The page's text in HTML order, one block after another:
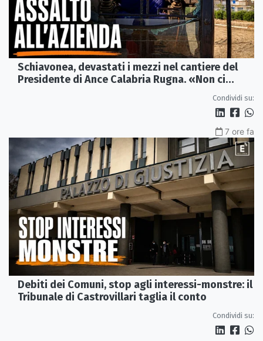
Schiavonea, devastati i mezzi nel cantiere del
Presidente di Ance Calabria Rugna. «Non ci
Condividi su:
7 ore fa
Debiti dei Comuni, stop agli interessi-monstre: il
Tribunale di Castrovillari taglia il conto
Condividi su: